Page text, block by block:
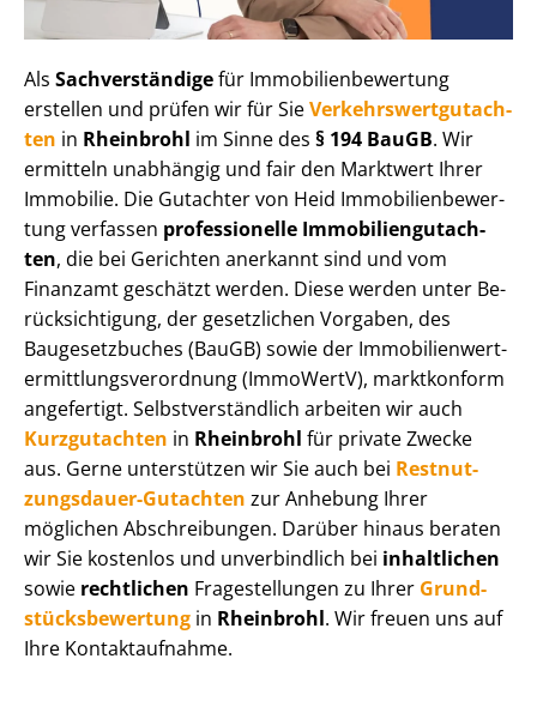
Als Sachverständigefür Im­mo­bi­li­en­be­wer­tung
erstellen und prüfen wir für SieVer­kehrs­wert­gut­ach­
ten in Rheinbrohl im Sinne des § 194 BauGB. Wir
ermitteln unabhängig und fair den Marktwert Ihrer
Immobilie. Die Gutachter von Heid Im­mo­bi­li­en­be­wer­
tung verfassen professionelle Im­mo­bi­li­en­gut­ach­
ten, die bei Gerichten anerkannt sind und vom
Finanzamt geschätzt werden. Diese werden unter Be­
rück­sich­ti­gung, der gesetzlichen Vorgaben, des
Baugesetzbuches (BauGB) sowie der Im­mo­bi­li­en­wert­
ermitt­lungs­ver­ord­nung (ImmoWertV), marktkonform
angefertigt. Selbst­ver­ständ­lich arbeiten wir auch
Kurzgutachten in Rheinbrohl für private Zwecke
aus. Gerne unterstützen wir Sie auch bei Rest­nut­
zungs­dau­er-Gutachten zur Anhebung Ihrer
möglichen Abschreibungen. Darüber hinaus beraten
wir Sie kostenlos und unverbindlich bei inhaltlichen
sowie rechtlichen Fragestellungen zu Ihrer Grund­
stücks­be­wer­tung in Rheinbrohl. Wir freuen uns auf
Ihre Kontaktaufnahme.